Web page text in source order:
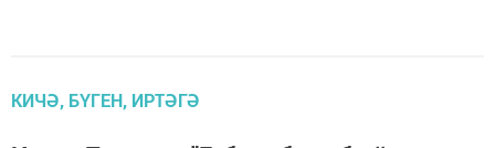
КИЧӘ, БҮГЕН, ИРТӘГӘ